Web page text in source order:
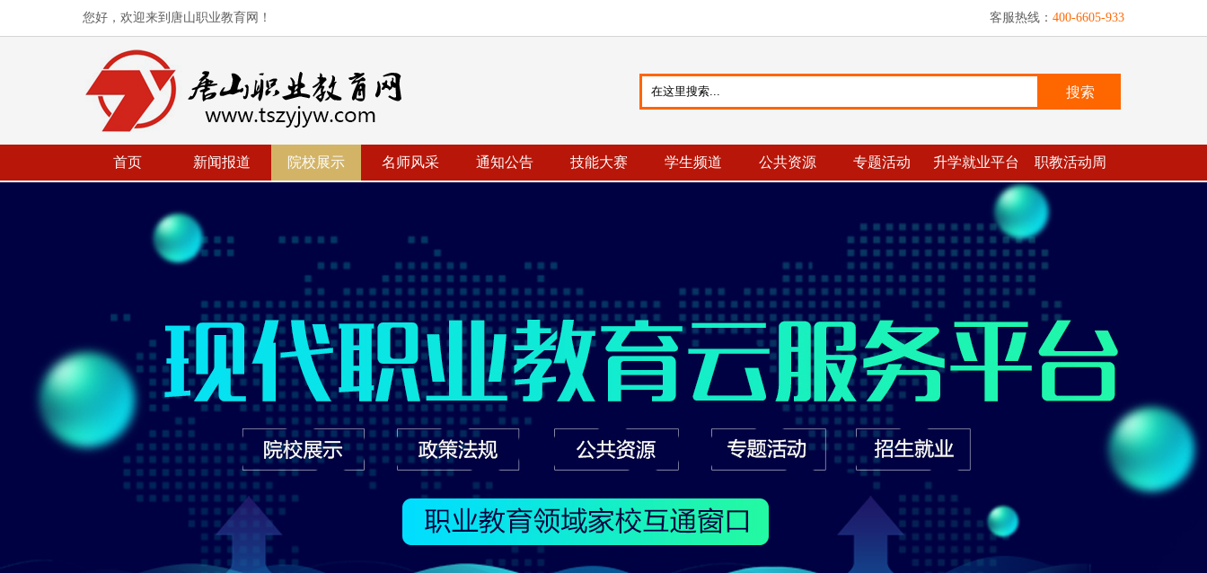
您好，欢迎来到唐山职业教育网！ 客服热线： 400-6605-933
搜索
首页 新闻报道 院校展示 名师风采 通知公告 技能大赛 学生频道 公共资源 专题活动 升学就业平台 职教活动周